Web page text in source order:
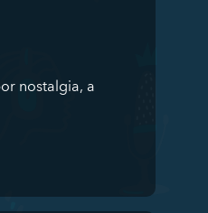
nostalgia, a